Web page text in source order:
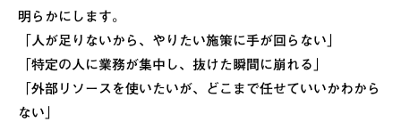
明らかにします。
「人が足りないから、やりたい施策に手が回らない」
「特定の人に業務が集中し、抜けた瞬間に崩れる」
「外部リソースを使いたいが、どこまで任せていいかわから
ない」